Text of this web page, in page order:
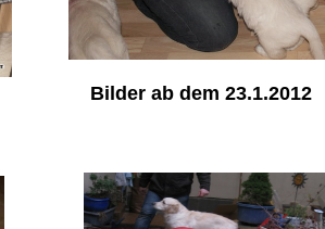
Bilder ab dem 23.1.2012